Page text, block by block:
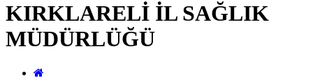
KIRKLARELİ İL SAĞLIK
MÜDÜRLÜĞÜ